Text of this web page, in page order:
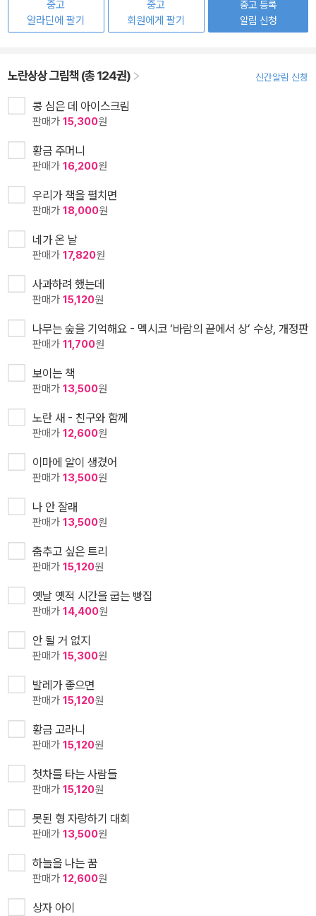
중고
알라딘에 팔기
중고
회원에게 팔기
중고 등록
알림 신청
노란상상 그림책 (총 124권) 신간알림 신청
콩 심은 데 아이스크림
판매가 15,300원
황금 주머니
판매가 16,200원
우리가 책을 펼치면
판매가 18,000원
네가 온 날
판매가 17,820원
사과하려 했는데
판매가 15,120원
나무는 숲을 기억해요 - 멕시코 ‘바람의 끝에서 상’ 수상, 개정판
판매가 11,700원
보이는 책
판매가 13,500원
노란 새 - 친구와 함께
판매가 12,600원
이마에 알이 생겼어
판매가 13,500원
나 안 잘래
판매가 13,500원
춤추고 싶은 트리
판매가 15,120원
옛날 옛적 시간을 굽는 빵집
판매가 14,400원
안 될 거 없지
판매가 15,300원
발레가 좋으면
판매가 15,120원
황금 고라니
판매가 15,120원
첫차를 타는 사람들
판매가 15,120원
못된 형 자랑하기 대회
판매가 13,500원
하늘을 나는 꿈
판매가 12,600원
상자 아이